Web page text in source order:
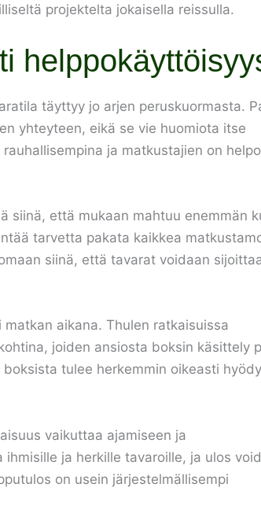
projektelta jokaisella reissulla.
täyttyy jo arjen peruskuormasta.
yhteyteen, eikä se vie huomiota itse
ja matkustajien on
siinä, että mukaan mahtuu enemmän
tarvetta pakata kaikkea
siinä, että tavarat voidaan
aikana. Thulen ratkaisuissa
joiden ansiosta boksin käsittely
tulee herkemmin oikeasti
vaikuttaa ajamiseen ja
ja herkille tavaroille, ja ulos
on usein järjestelmällisempi